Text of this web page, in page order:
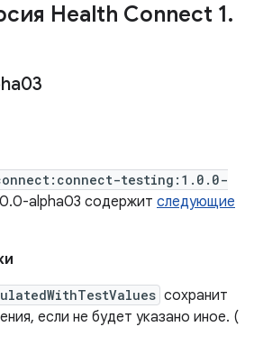
Health Connect 1.
testing:1.0.0-
alpha03 содержит следующие
​​сохранит
если не будет указано иное. (